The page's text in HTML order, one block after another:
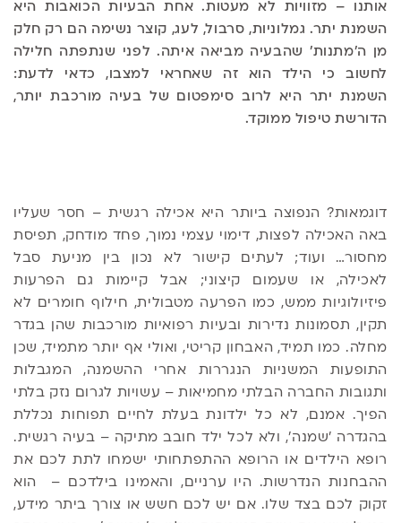
אותנו – מזוויות לא מעטות. אחת הבעיות הכואבות היא
השמנת יתר. גמלוניות, סרבול, לעג, קוצר נשימה הם רק חלק
מן ה'מתנות' שהבעיה מביאה איתה. לפני שנתפתה חלילה
לחשוב כי הילד הוא זה שאחראי למצבו, כדאי לדעת:
השמנת יתר היא לרוב סימפטום של בעיה מורכבת יותר,
הדורשת טיפול ממוקד.
דוגמאות? הנפוצה ביותר היא אכילה רגשית – חסר שעליו
באה האכילה לפצות, דימוי עצמי נמוך, פחד מודחק, תפיסת
מחסור… ועוד; לעתים קישור לא נכון בין מניעת סבל
לאכילה, או שעמום קיצוני; אבל קיימות גם הפרעות
פיזיולוגיות ממש, כמו הפרעה מטבולית, חילוף חומרים לא
תקין, תסמונות נדירות ובעיות רפואיות מורכבות שהן בגדר
מחלה. כמו תמיד, האבחון קריטי, ואולי אף יותר מתמיד, שכן
התופעות המשניות הנגררות אחרי ההשמנה, המגבלות
ותגובות החברה הבלתי מחמיאות – עשויות לגרום נזק בלתי
הפיך. אמנם, לא כל ילדונת בעלת לחיים תפוחות נכללת
בהגדרה 'שמנה', ולא לכל ילד חובב מתיקה – בעיה רגשית.
רופא הילדים או הרופא ההתפתחותי ישמחו לתת לכם את
ההבחנות הנדרשות. היו ערניים, והאמינו בילדכם – הוא
זקוק לכם בצד שלו. אם יש לכם חשש או צורך ביתר מידע,